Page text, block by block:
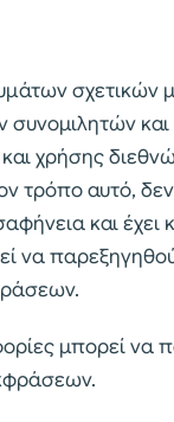
σχετικών
συνομιλητών
χρήσης
τρόπο αυτό,
και
να
μπορεί